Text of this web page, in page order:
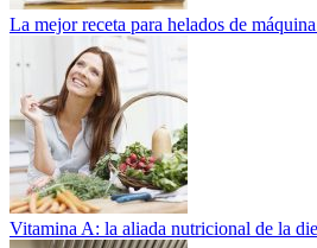
La mejor receta para helados de
Vitamina A: la aliada nutricional de la